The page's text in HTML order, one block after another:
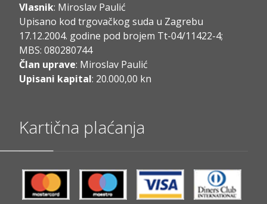
Vlasnik: Miroslav Paulić
Upisano kod trgovačkog suda u Zagrebu
17.12.2004. godine pod brojem Tt-04/11422-4;
MBS: 080280744
Član uprave: Miroslav Paulić
Upisani kapital: 20.000,00 kn
Kartična plaćanja